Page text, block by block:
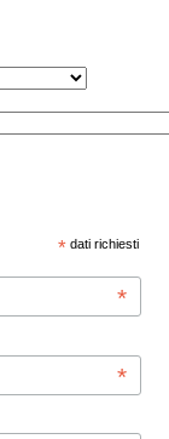
* dati richiesti
*
*